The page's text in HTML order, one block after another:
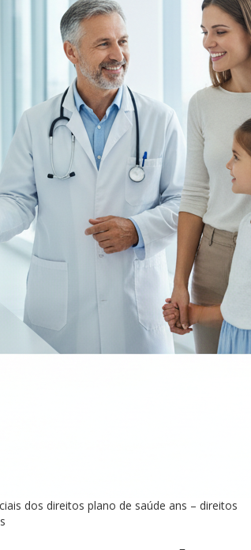
dos direitos plano de saúde ans – direitos